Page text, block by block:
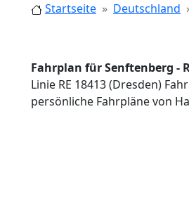
Startseite Deutschland
Fahrplan für Senftenberg -
Linie RE 18413 (Dresden)
persönliche Fahrpläne von